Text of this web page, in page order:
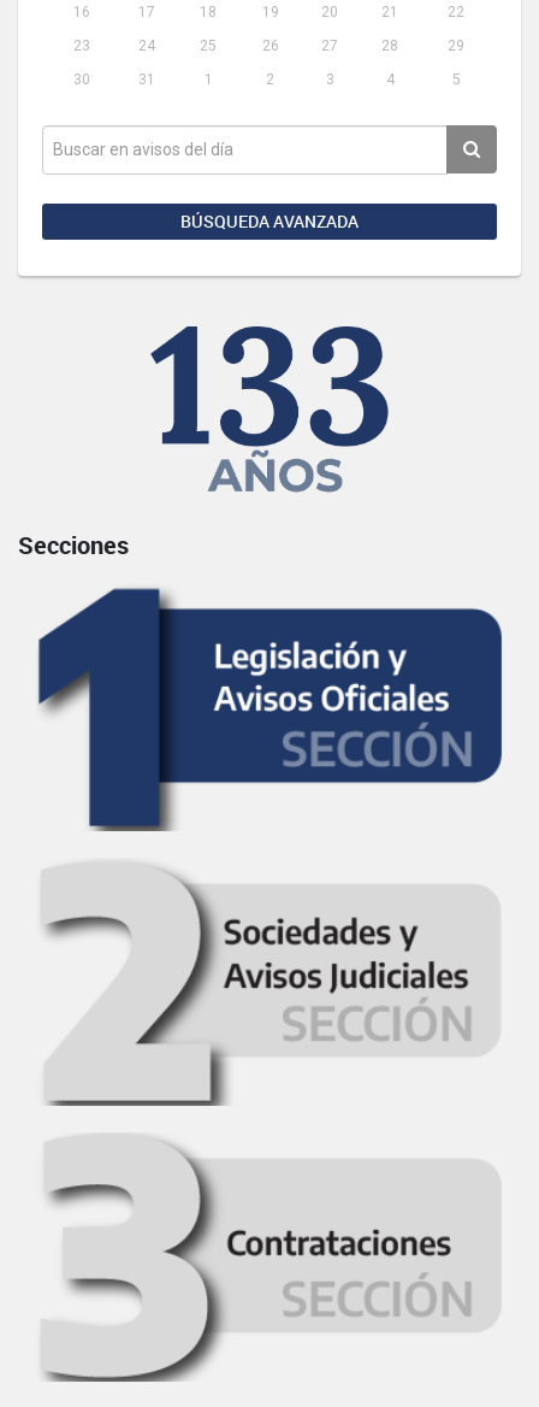
16
17 18 19 20 21
22
23
24 25 26 27 28
29
30
31 1 2 3 4 5
BÚSQUEDA AVANZADA
Secciones